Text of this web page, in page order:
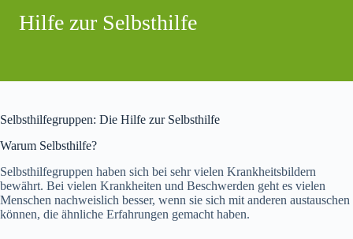
Hilfe zur Selbsthilfe
Selbsthilfegruppen: Die Hilfe zur Selbsthilfe
Warum Selbsthilfe?
Selbsthilfegruppen haben sich bei sehr vielen Krankheitsbildern
bewährt. Bei vielen Krankheiten und Beschwerden geht es vielen
Menschen nachweislich besser, wenn sie sich mit anderen austauschen
können, die ähnliche Erfahrungen gemacht haben.